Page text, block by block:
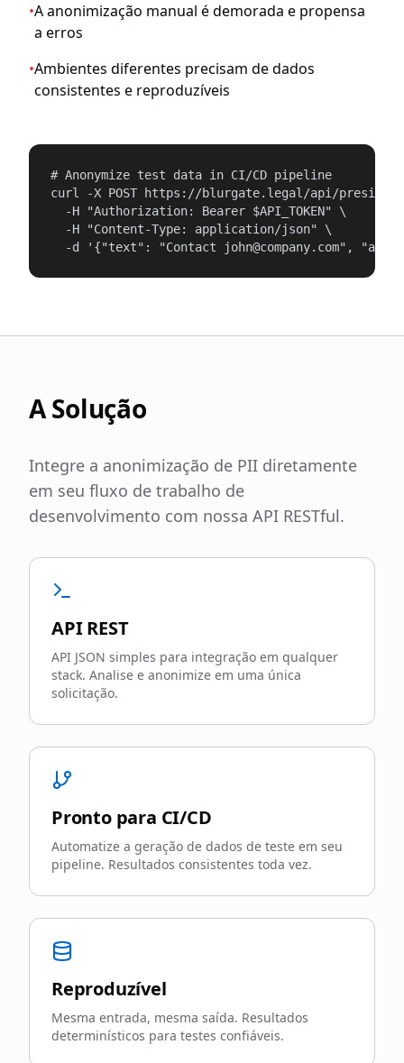
•A anonimização manual é demorada e propensa
a erros
•Ambientes diferentes precisam de dados
consistentes e reproduzíveis
# Anonymize test data in CI/CD pipeline
curl -X POST https://blurgate.legal/api/presidio/
  -H "Authorization: Bearer $API_TOKEN" \
  -H "Content-Type: application/json" \
-d '{"text": "Contact john@company.com",
A Solução
Integre a anonimização de PII diretamente
em seu fluxo de trabalho de
desenvolvimento com nossa API RESTful.
API REST
API JSON simples para integração em qualquer
stack. Analise e anonimize em uma única
solicitação.
Pronto para CI/CD
Automatize a geração de dados de teste em seu
pipeline. Resultados consistentes toda vez.
Reproduzível
Mesma entrada, mesma saída. Resultados
determinísticos para testes confiáveis.